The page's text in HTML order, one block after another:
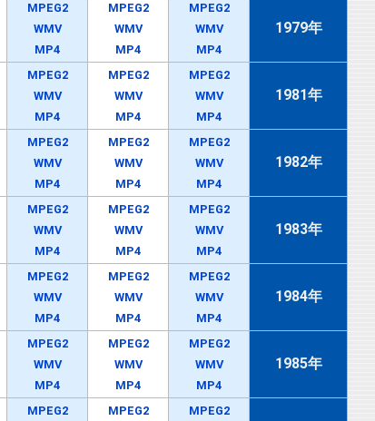
MPEG2
WMV
MP4
MPEG2
WMV
MP4
MPEG2
WMV
MP4
1979年
MPEG2
WMV
MP4
MPEG2
WMV
MP4
MPEG2
WMV
MP4
1981年
MPEG2
WMV
MP4
MPEG2
WMV
MP4
MPEG2
WMV
MP4
1982年
MPEG2
WMV
MP4
MPEG2
WMV
MP4
MPEG2
WMV
MP4
1983年
MPEG2
WMV
MP4
MPEG2
WMV
MP4
MPEG2
WMV
MP4
1984年
MPEG2
WMV
MP4
MPEG2
WMV
MP4
MPEG2
WMV
MP4
1985年
MPEG2
MPEG2
MPEG2